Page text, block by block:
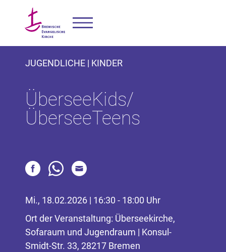
JUGENDLICHE | KINDER
ÜberseeKids/
ÜberseeTeens
Mi., 18.02.2026 | 16:30 - 18:00 Uhr
Ort der Veranstaltung: Überseekirche,
Sofaraum und Jugendraum | Konsul-
Smidt-Str. 33, 28217 Bremen